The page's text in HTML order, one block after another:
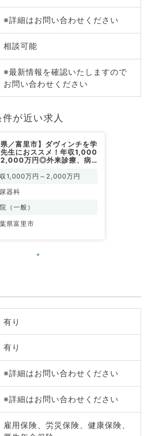
※詳細はお問い合わせください
相談可能
※最新情報を確認いたしますので
お問い合わせください
が近い求人
県／富里市】ダヴィンチを学
生におススメ！年収1,000
2,000万円◎外来診療、病
なります◎（泌尿器科／常
1,000万円～2,000万円
器科
（一般）
県富里市
有り
有り
※詳細はお問い合わせください
※詳細はお問い合わせください
雇用保険、労災保険、健康保険、